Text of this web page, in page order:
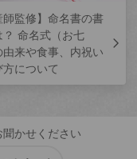
師監修】命名書の書
？ 命名式（お七
由来や食事、内祝い
について
かせください